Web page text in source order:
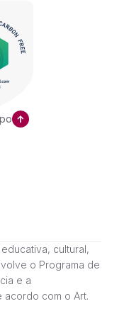
cultural,
o Programa de
e a
acordo com o Art.